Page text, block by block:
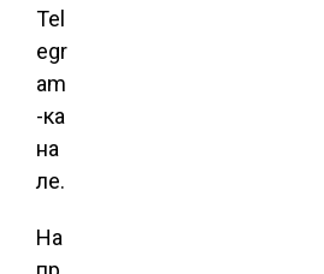
Tel
egr
am
-ка
на
ле.
На